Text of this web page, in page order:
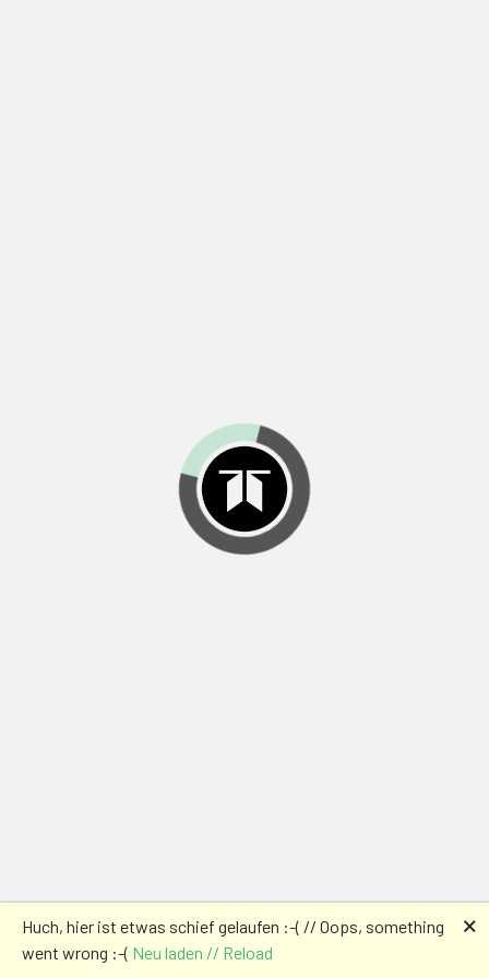
Huch, hier ist etwas schief gelaufen :-( // Oops, something
went wrong :-( Neu laden // Reload
🗙